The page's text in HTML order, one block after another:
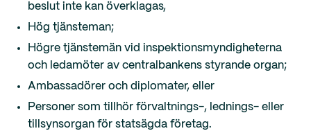
beslut inte kan överklagas,
Hög tjänsteman;
Högre tjänstemän vid inspektionsmyndigheterna
och ledamöter av centralbankens styrande organ;
Ambassadörer och diplomater, eller
Personer som tillhör förvaltnings-, lednings- eller
tillsynsorgan för statsägda företag.